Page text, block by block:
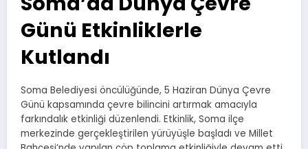
Günü Etkinliklerle
Kutlandı
Soma Belediyesi öncülüğünde, 5 Haziran Dünya Çevre
Günü kapsamında çevre bilincini artırmak amacıyla
farkındalık etkinliği düzenlendi. Etkinlik, Soma ilçe
merkezinde gerçekleştirilen yürüyüşle başladı ve Millet